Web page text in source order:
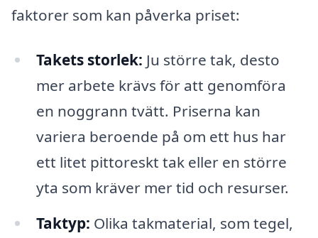
faktorer som kan påverka priset:
Takets storlek: Ju större tak, desto
mer arbete krävs för att genomföra
en noggrann tvätt. Priserna kan
variera beroende på om ett hus har
ett litet pittoreskt tak eller en större
yta som kräver mer tid och resurser.
Taktyp: Olika takmaterial, som tegel,